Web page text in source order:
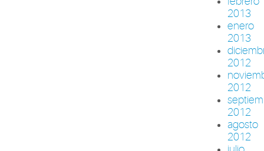
2013
enero
2013
2012
2012
2012
agosto
2012